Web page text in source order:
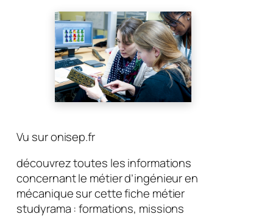
Vu sur onisep.fr
découvrez toutes les informations
concernant le métier d’ingénieur en
mécanique sur cette fiche métier
studyrama : formations, missions